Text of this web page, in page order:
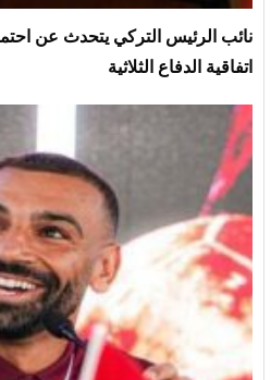
نائب الرئيس التركي يتحدث عن
اتفاقية الدفاع الثلاثية